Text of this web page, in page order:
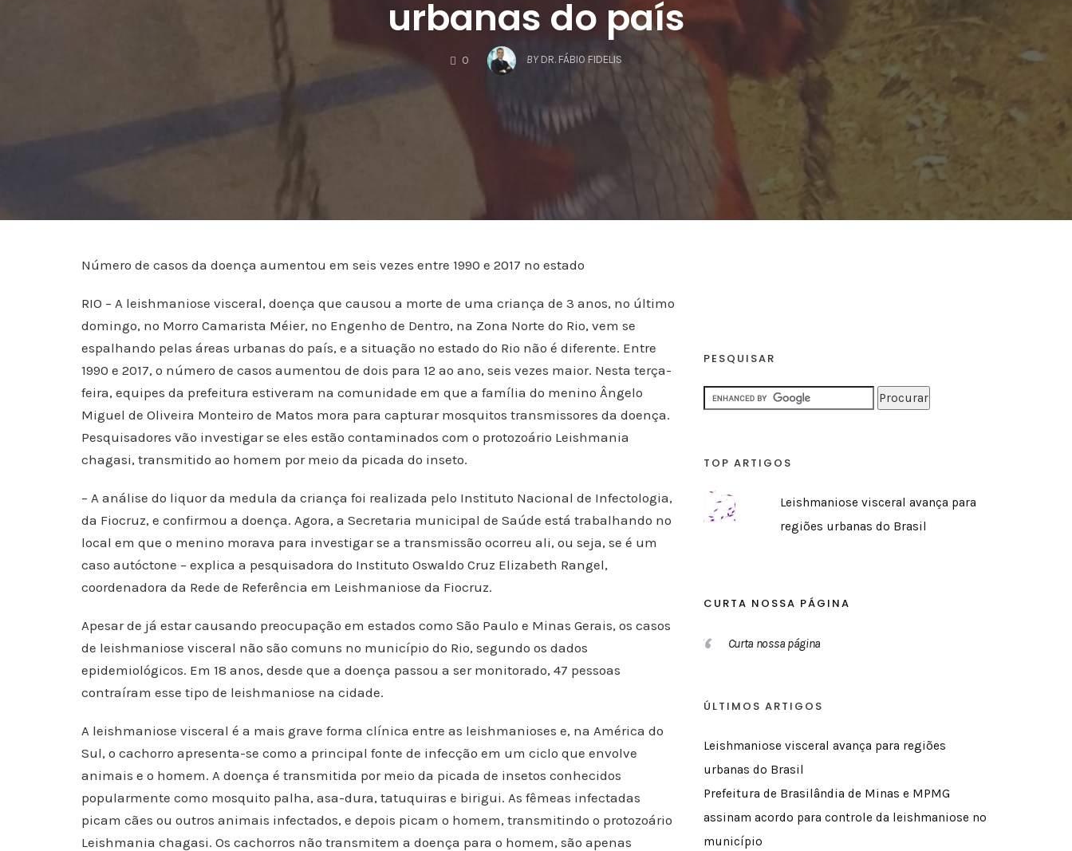
urbanas do país
0
COMMENTS
BY DR. FÁBIO FIDELIS
Número de casos da doença aumentou em seis vezes entre 1990 e 2017 no estado
RIO – A leishmaniose visceral, doença que causou a morte de uma criança de 3 anos, no último
domingo, no Morro Camarista Méier, no Engenho de Dentro, na Zona Norte do Rio, vem se
espalhando pelas áreas urbanas do país, e a situação no estado do Rio não é diferente. Entre
1990 e 2017, o número de casos aumentou de dois para 12 ao ano, seis vezes maior. Nesta terça-
feira, equipes da prefeitura estiveram na comunidade em que a família do menino Ângelo
Miguel de Oliveira Monteiro de Matos mora para capturar mosquitos transmissores da doença.
Pesquisadores vão investigar se eles estão contaminados com o protozoário Leishmania
chagasi, transmitido ao homem por meio da picada do inseto.
– A análise do liquor da medula da criança foi realizada pelo Instituto Nacional de Infectologia,
da Fiocruz, e confirmou a doença. Agora, a Secretaria municipal de Saúde está trabalhando no
local em que o menino morava para investigar se a transmissão ocorreu ali, ou seja, se é um
caso autóctone – explica a pesquisadora do Instituto Oswaldo Cruz Elizabeth Rangel,
coordenadora da Rede de Referência em Leishmaniose da Fiocruz.
Apesar de já estar causando preocupação em estados como São Paulo e Minas Gerais, os casos
de leishmaniose visceral não são comuns no município do Rio, segundo os dados
epidemiológicos. Em 18 anos, desde que a doença passou a ser monitorado, 47 pessoas
contraíram esse tipo de leishmaniose na cidade.
A leishmaniose visceral é a mais grave forma clínica entre as leishmanioses e, na América do
Sul, o cachorro apresenta-se como a principal fonte de infecção em um ciclo que envolve
animais e o homem. A doença é transmitida por meio da picada de insetos conhecidos
popularmente como mosquito palha, asa-dura, tatuquiras e birigui. As fêmeas infectadas
picam cães ou outros animais infectados, e depois picam o homem, transmitindo o protozoário
Leishmania chagasi. Os cachorros não transmitem a doença para o homem, são apenas
PESQUISAR
TOP ARTIGOS
Leishmaniose visceral avança para
regiões urbanas do Brasil
CURTA NOSSA PÁGINA
Curta nossa página
ÚLTIMOS ARTIGOS
Leishmaniose visceral avança para regiões
urbanas do Brasil
Prefeitura de Brasilândia de Minas e MPMG
assinam acordo para controle da leishmaniose no
município